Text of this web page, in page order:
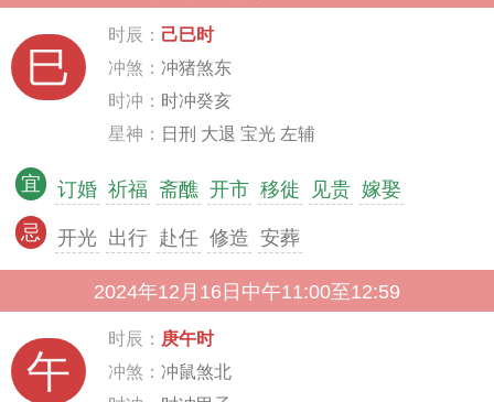
巳
时辰： 己巳时
冲煞： 冲猪煞东
时冲： 时冲癸亥
星神： 日刑 大退 宝光 左辅
宜 订婚 祈福 斋醮 开市 移徙 见贵 嫁娶
忌 开光 出行 赴任 修造 安葬
2024年12月16日中午11:00至12:59
午
时辰： 庚午时
冲煞： 冲鼠煞北